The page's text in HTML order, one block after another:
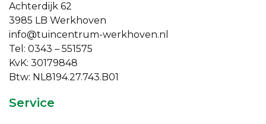
Achterdijk 62
3985 LB Werkhoven
info@tuincentrum-werkhoven.nl
Tel: 0343 – 551575
KvK: 30179848
Btw: NL8194.27.743.B01
Service